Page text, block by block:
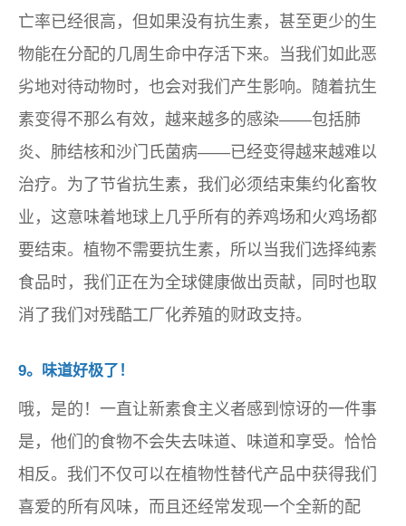
亡率已经很高，但如果没有抗生素，甚至更少的生
物能在分配的几周生命中存活下来。当我们如此恶
劣地对待动物时，也会对我们产生影响。随着抗生
素变得不那么有效，越来越多的感染——包括肺
炎、肺结核和沙门氏菌病——已经变得越来越难以
治疗。为了节省抗生素，我们必须结束集约化畜牧
业，这意味着地球上几乎所有的养鸡场和火鸡场都
要结束。植物不需要抗生素，所以当我们选择纯素
食品时，我们正在为全球健康做出贡献，同时也取
消了我们对残酷工厂化养殖的财政支持。
9。味道好极了！
哦，是的！一直让新素食主义者感到惊讶的一件事
是，他们的食物不会失去味道、味道和享受。恰恰
相反。我们不仅可以在植物性替代产品中获得我们
喜爱的所有风味，而且还经常发现一个全新的配